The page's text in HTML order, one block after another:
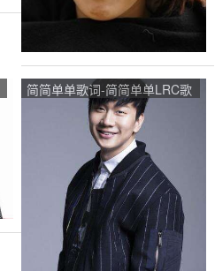
简简单单歌词-简简单单LRC歌